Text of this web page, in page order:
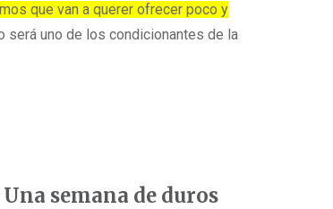
que van a querer ofrecer poco y
será uno de los condicionantes de la
semana de duros